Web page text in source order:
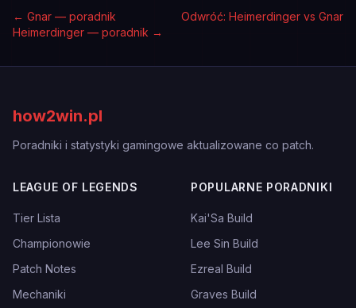
← Gnar — poradnik
Odwróć: Heimerdinger vs Gnar
Heimerdinger — poradnik →
how2win.pl
Poradniki i statystyki gamingowe aktualizowane co patch.
LEAGUE OF LEGENDS
Tier Lista
Championowie
Patch Notes
Mechaniki
POPULARNE PORADNIKI
Kai'Sa Build
Lee Sin Build
Ezreal Build
Graves Build